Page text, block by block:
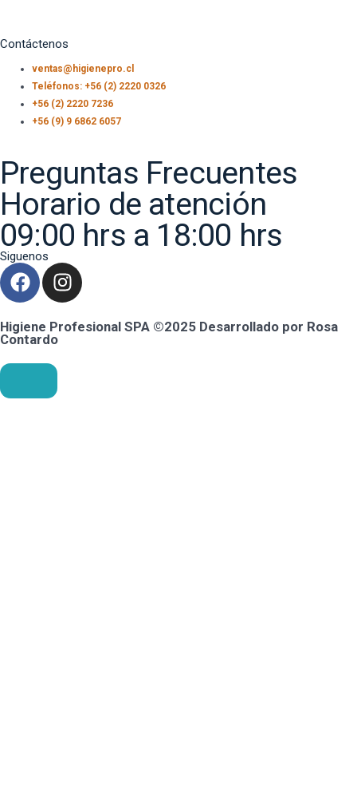
Contáctenos
ventas@higienepro.cl
Teléfonos: +56 (2) 2220 0326
+56 (2) 2220 7236
+56 (9) 9 6862 6057
Preguntas Frecuentes
Horario de atención
09:00 hrs a 18:00 hrs
Siguenos
Higiene Profesional SPA ©2025 Desarrollado por Rosa
Contardo